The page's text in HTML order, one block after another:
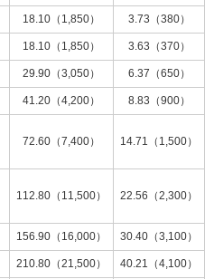
18.10（1,850） 3.73（380）
18.10（1,850） 3.63（370）
29.90（3,050） 6.37（650）
41.20（4,200） 8.83（900）
72.60（7,400）
14.71（1,500）
112.80（11,500）
22.56（2,300）
156.90（16,000） 30.40（3,100）
210.80（21,500） 40.21（4,100）